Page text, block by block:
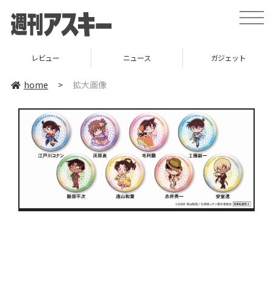
toggle
レビュー ニュース ガジェット
home > 拡大画像